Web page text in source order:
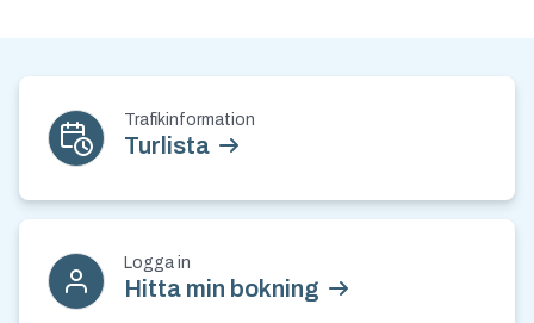
Trafikinformation
Turlista
Logga in
Hitta min bokning